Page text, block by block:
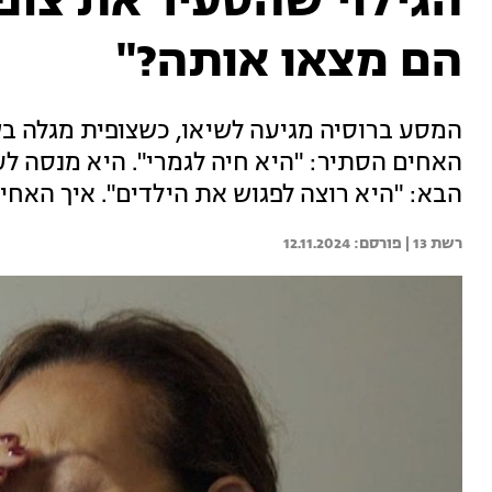
הם מצאו אותה?"
המסע ברוסיה מגיעה לשיאו, כשצופית
האחים הסתיר: "היא חיה לגמרי". היא מנסה
הבא: "היא רוצה לפגוש את הילדים". איך
רשת 13 | 12.11.2024